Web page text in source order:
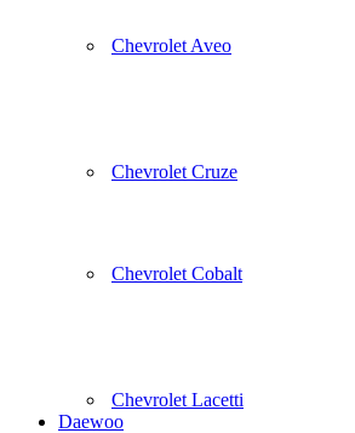
Chevrolet Aveo
Chevrolet Cruze
Chevrolet Cobalt
Chevrolet Lacetti
Daewoo